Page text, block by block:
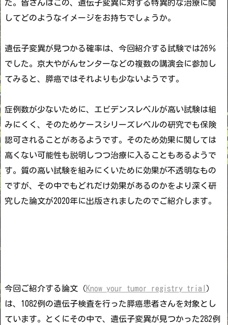
た。皆さんはこの、遺伝子変異に対する特異的な治療に関
してどのようなイメージをお持ちでしょうか。
遺伝子変異が見つかる確率は、今回紹介する試験では26％
でした。京大やがんセンターなどの複数の講演会に参加し
てみると、膵癌ではそれよりも少ないようです。
症例数が少ないために、エビデンスレベルが高い試験は組
みにくく、そのためケースシリーズレベルの研究でも保険
認可されることがあるようです。そのため効果に関しては
高くない可能性も説明しつつ治療に入ることもあるようで
す。質の高い試験を組みにくいために効果が不透明なもの
ですが、その中でもどれだけ効果があるのかをより深く研
究した論文が2020年に出版されましたのでご紹介します。
今回ご紹介する論文（Know your tumor registry trial ）
は、1082例の遺伝子検査を行った膵癌患者さんを対象とし
ています。とくにその中で、 遺伝子変異が見つかった282例